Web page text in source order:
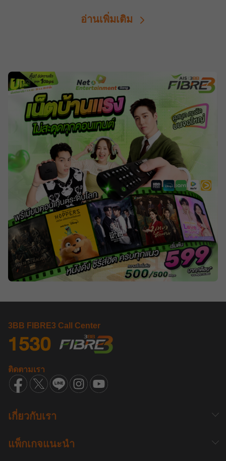
อ่านเพิ่มเติม
3BB FIBRE3 Call Center
ติดตามเรา
เกี่ยวกับเรา
แพ็กเกจแนะนำ